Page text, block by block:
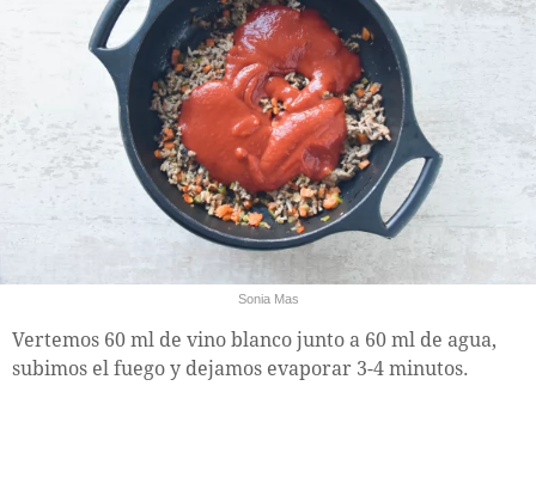
Sonia Mas
Vertemos 60 ml de vino blanco junto a 60 ml de agua,
subimos el fuego y dejamos evaporar 3-4 minutos.